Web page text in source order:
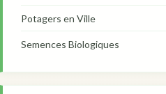
Potagers en Ville
Semences Biologiques